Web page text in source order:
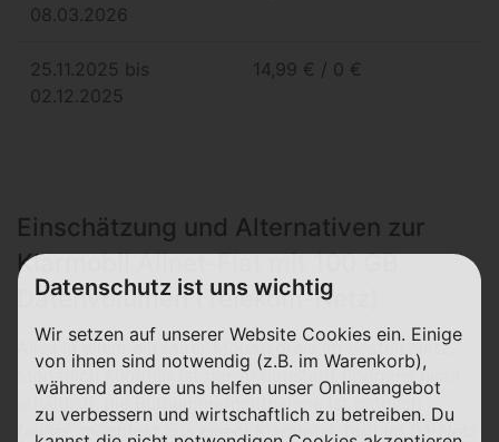
08.03.2026
25.11.2025 bis
02.12.2025
14,99 € / 0 €
Einschätzung und Alternativen zur
Klarmobil Allnet-Flat mit 100 GB
Datenvolumen (Telekom-Netz)
Alles in allem ein fairer Monatspreis im besten Netz.
Monatlich kündbar ist der Aktionstarif übrigens nicht
erhältlich, die Rufnummernmitnahme ist möglich
(außer, möchtest aus einem Klarmobil-Tarif im D1-Netz
Datenschutz ist uns wichtig
Wir setzen auf unserer Website Cookies ein. Einige
von ihnen sind notwendig (z.B. im Warenkorb),
während andere uns helfen unser Onlineangebot
zu verbessern und wirtschaftlich zu betreiben. Du